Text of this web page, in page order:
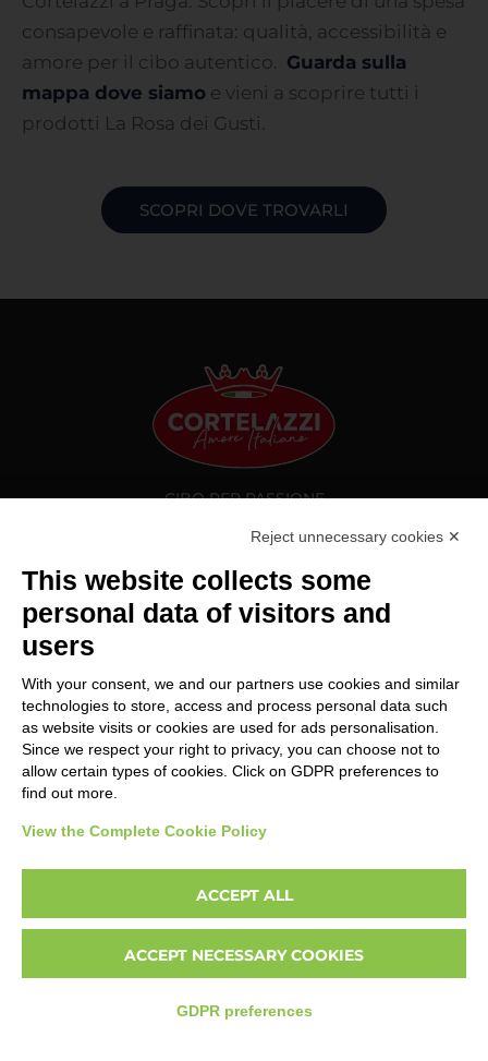
consapevole e raffinata: qualità, accessibilità e
amore per il cibo autentico. Guarda sulla
mappa dove siamo e vieni a scoprire tutti i
prodotti La Rosa dei Gusti.
SCOPRI DOVE TROVARLI
CIBO PER PASSIONE
La passione per i prodotti italiani e la conoscenza del
portare queste eccellenze all’estero. Ogni prodotto viene
selezionato e testato da Cortelazzi per far parte della nostra
offerta per offrirti sempre il meglio.
SU DI NOI
CHI SIAMO
CONTATTI
DOCUMENTI
AREA RISERVATA B2B
LINK UTILI
HORECA
Reject unnecessary cookies ✕
This website collects some
personal data of visitors and
users
With your consent, we and our partners use cookies and similar
technologies to store, access and process personal data such
as website visits or cookies are used for ads personalisation.
Since we respect your right to privacy, you can choose not to
allow certain types of cookies. Click on GDPR preferences to
find out more.
View the Complete Cookie Policy
ACCEPT ALL
ACCEPT NECESSARY COOKIES
GDPR preferences